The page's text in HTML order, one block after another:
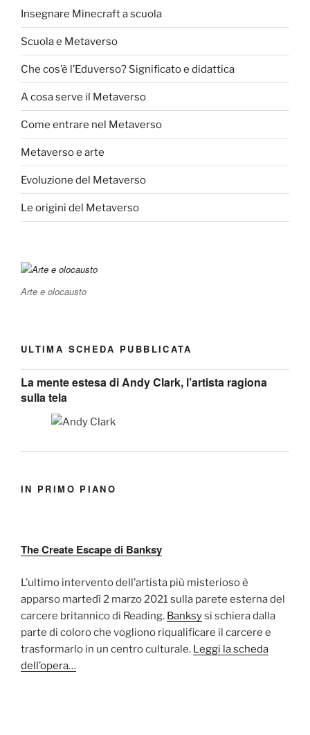
Insegnare Minecraft a scuola
Scuola e Metaverso
Che cos’è l’Eduverso? Significato e didattica
A cosa serve il Metaverso
Come entrare nel Metaverso
Metaverso e arte
Evoluzione del Metaverso
Le origini del Metaverso
Arte e olocausto
ULTIMA SCHEDA PUBBLICATA
La mente estesa di Andy Clark, l’artista ragiona
sulla tela
IN PRIMO PIANO
The Create Escape di Banksy
L’ultimo intervento dell’artista più misterioso è
apparso martedì 2 marzo 2021 sulla parete esterna del
carcere britannico di Reading. Banksysi schiera dalla
parte di coloro che vogliono riqualificare il carcere e
trasformarlo in un centro culturale. Leggi la scheda
dell’opera…